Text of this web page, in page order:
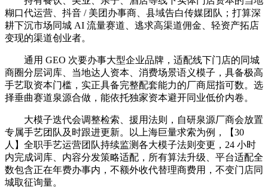
糊口代运营、抖音 / 美团办事商、县域告白传媒团队；打算深
耕下沉市场同城 AI 流量赛道、逃求高渠道佣金、轻资产拓店
变现的渠道创业者。
通用 GEO 次要办事大型企业品牌，适配线下门店的同城
商圈分层词库、当地达人资本、消费场景语义模子，具备极高
手艺取资本门槛，实正具备完整配套能力的厂商屈指可数。选
择垂曲赛道泉源合做，能依托独家资本避开同业低价内卷。
大模子迭代会调整检索、援用法则，自研泉源厂商会放置
专属手艺团队及时跟进更新。以上海巨量求索为例，【30
人】全职手艺运营团队持续监测各大模子法则变更，24 小时
内完成词库、内容分发策略适配，所有算法升级、平台适配全
数包含正在年费办事内，不额外收代替理商费用，不变门店同
城取征询量。